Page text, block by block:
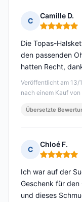
C
Camille D.
Hinweis: 5
Veröffentlicht am 13/
nach einem Kauf
Die Topas-
den passenden
hatten Recht,
Übersetzte
C
Chloé F.
Hinweis: 5
Ich war auf der
Geschenk für
und dieses